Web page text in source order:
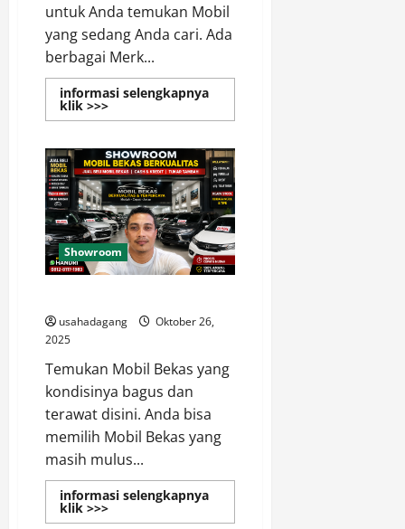
untuk Anda temukan Mobil
yang sedang Anda cari. Ada
berbagai Merk...
informasi selengkapnya
klik >>>Read
more
Mobil
di
Showroom
Mobil
Bekas
Terbaik
Showroom
usahadagang
Oktober 26,
2025
Temukan Mobil Bekas yang
kondisinya bagus dan
terawat disini. Anda bisa
memilih Mobil Bekas yang
masih mulus...
informasi selengkapnya
klik >>>Read
more